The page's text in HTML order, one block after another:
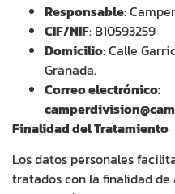
Responsable:
CIF/NIF: B10593259
Domicilio: Calle
Granada.
Correo electrónico:
Finalidad del Tratamiento
Los datos personales
tratados con la finalidad